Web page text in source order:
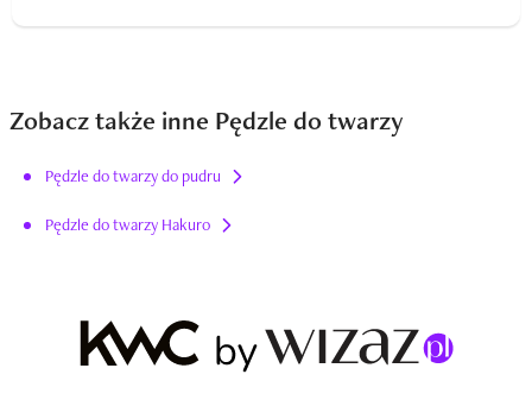
Zobacz także inne Pędzle do twarzy
Pędzle do twarzy do pudru
Pędzle do twarzy Hakuro